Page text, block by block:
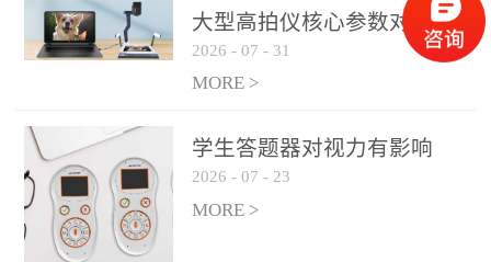
念，教师无需复杂培训即
可快速上手。软件支持与
PPT、白板等常用教学工具
几步：打开软件、选择互
动模式、发起互动任务，
整个过程不超过 30 秒，完
美融入正常教学流程，避
免打断课堂连贯性。无论
大型高拍仪核心参数对比与
选购建议
2026 - 07 - 31
MORE >
学生答题器对视力有影响
吗？
2026 - 07 - 23
MORE >